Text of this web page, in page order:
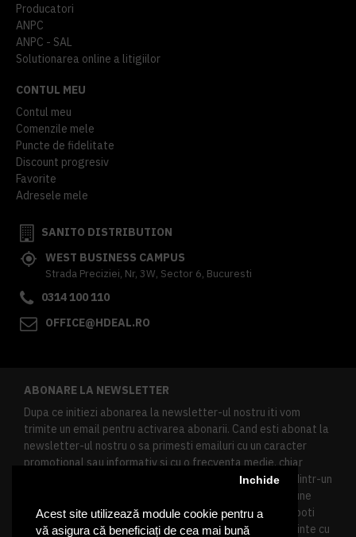
Acest site utilizează module cookie pentru a
vă asigura că beneficiați de cea mai bună
Inchide
Producatori
ANPC
ANPC - SAL
Solutionarea online a litigiilor
CONTUL MEU
Contul meu
Comenzile mele
Puncte de fidelitate
Discount progresiv
Favorite
Adresele mele
SANITO DISTRIBUTION
WEST BUSINESS CAMPUS
Strada Preciziei, Nr, 3W, Sector 6, Bucuresti
0314 100 110
OFFICE@HDEAL.RO
ABONARE LA NEWSLETTER
Dupa ce initiezi abonarea la newsletter-ul nostru iti vom
trimite un email pentru activarea abonarii. Cand esti abonat la
newsletter-ul nostru o sa primesti emailuri cu un caracter
promotional sau informativ si cu o frecventa medie, chiar
redusa. Daca doresti sa te dezabonezi poti urma linkul dintr-un
newsletter primit, daca esti client inregistrat ai o sectiune
speciala in contul tau in acest scop, si de asemenea ne poti
contacta oricand pe email pentru orice intrebari sau cerinte cu